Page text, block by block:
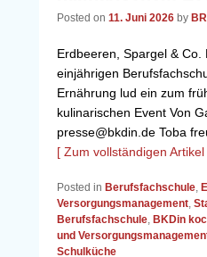
Posted on 11. Juni 2026 by
Erdbeeren, Spargel & Co.
einjährigen
Ernährung lud ein zum
kulinarischen Event Von
presse@bkdin.de Toba
[ Zum vollständigen
Posted in Berufsfachschule,
Versorgungsmanagement,
Berufsfachschule, BKDin
und
Schulküche